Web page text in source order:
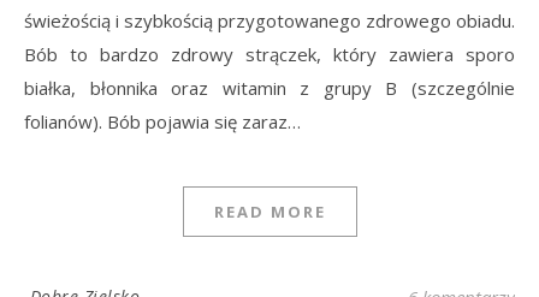
świeżością i szybkością przygotowanego zdrowego obiadu.
Bób to bardzo zdrowy strączek, który zawiera sporo
białka, błonnika oraz witamin z grupy B (szczególnie
folianów). Bób pojawia się zaraz…
READ MORE